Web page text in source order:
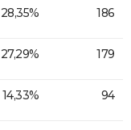
28,35% 186
27,29% 179
14,33% 94